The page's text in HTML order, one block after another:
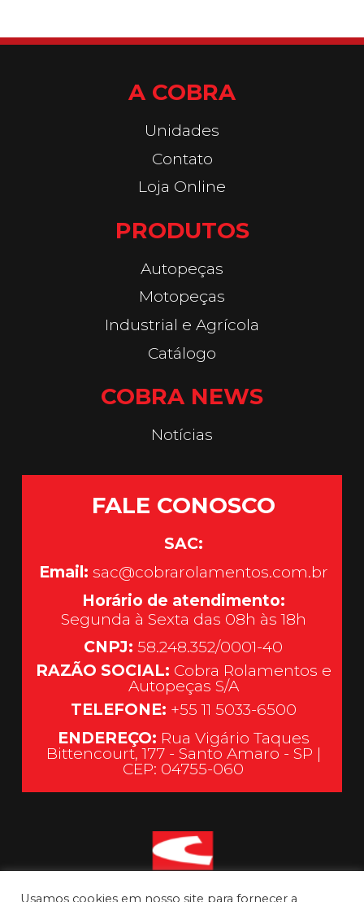
A COBRA
Unidades
Contato
Loja Online
PRODUTOS
Autopeças
Motopeças
Industrial e Agrícola
Catálogo
COBRA NEWS
Notícias
FALE CONOSCO
SAC:
Email: sac@cobrarolamentos.com.br
Horário de atendimento:
Segunda à Sexta das 08h às 18h
CNPJ: 58.248.352/0001-40
RAZÃO SOCIAL: Cobra Rolamentos e
Autopeças S/A
TELEFONE: +55 11 5033-6500
ENDEREÇO: Rua Vigário Taques
Bittencourt, 177 - Santo Amaro - SP |
CEP: 04755-060
Usamos cookies em nosso site para fornecer a